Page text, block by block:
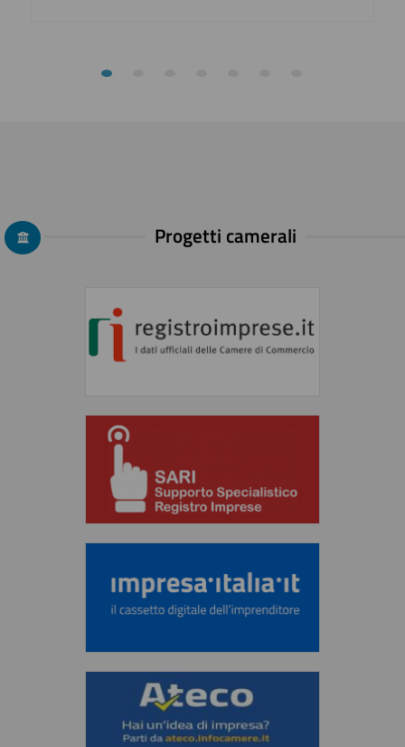
Progetti camerali